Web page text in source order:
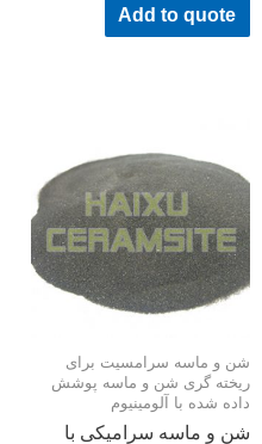
Add to quote
و ماسه سرامسیت برای
گری شن و ماسه پوشش
شده با آلومینیوم
و ماسه سرامیکی با